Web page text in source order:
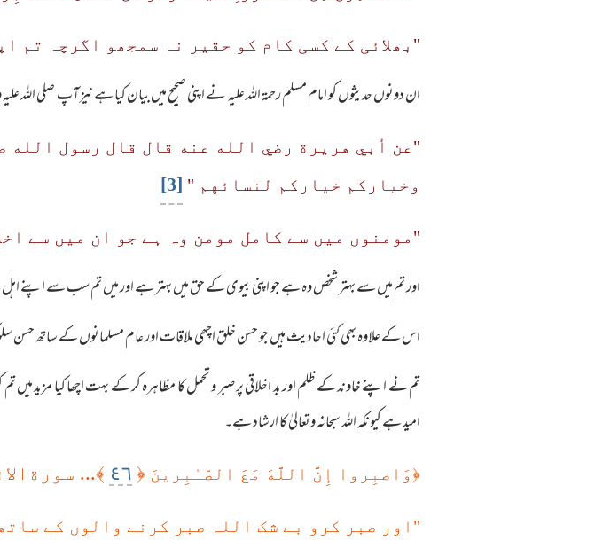
"بھلائی کے کسی کام کو حقیر نہ سمجھو اگرچہ تم
ان دونوں حدیثوں کو امام مسلم رحمۃ اللہ علیہ نے اپنی صحیح میں بیان کیا ہے نیز آپ صلی اللہ
"عن أبي هريرة رضي الله عنه قال قال رسول
وخياركم خياركم لنسائهم " [3]
"مومنوں میں سے کامل مومن وہ ہے جو ان میں سے
اور تم میں سے بہتر شخص وہ ہے جو اپنی بیوی کے حق میں بہتر ہے اور میں تم سب سے اپنے
اس کے علاوہ بھی کئی احادیث ہیں جو حسن خلق اچھی ملاقات اور عام مسلمانوں کے ساتھ حسن
تم نے اپنے خاوند کے ظلم اور بد اخلاقی پر صبر و تحمل کا مظاہرہ کر کے بہت اچھا کیا مزید
امید ہے کیونکہ اللہ سبحانہ وتعالیٰ کا ارشاد ہے۔
﴿وَاصبِروا إِنَّ اللَّهَ مَعَ الصّـٰبِرينَ ﴿ ٤٦ ﴾...
"اور صبر کرو بے شک اللہ صبر کرنے والوں کے